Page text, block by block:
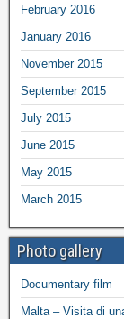
February 2016
January 2016
November 2015
September 2015
July 2015
June 2015
May 2015
March 2015
Photo gallery
Documentary film
Malta – Visita di